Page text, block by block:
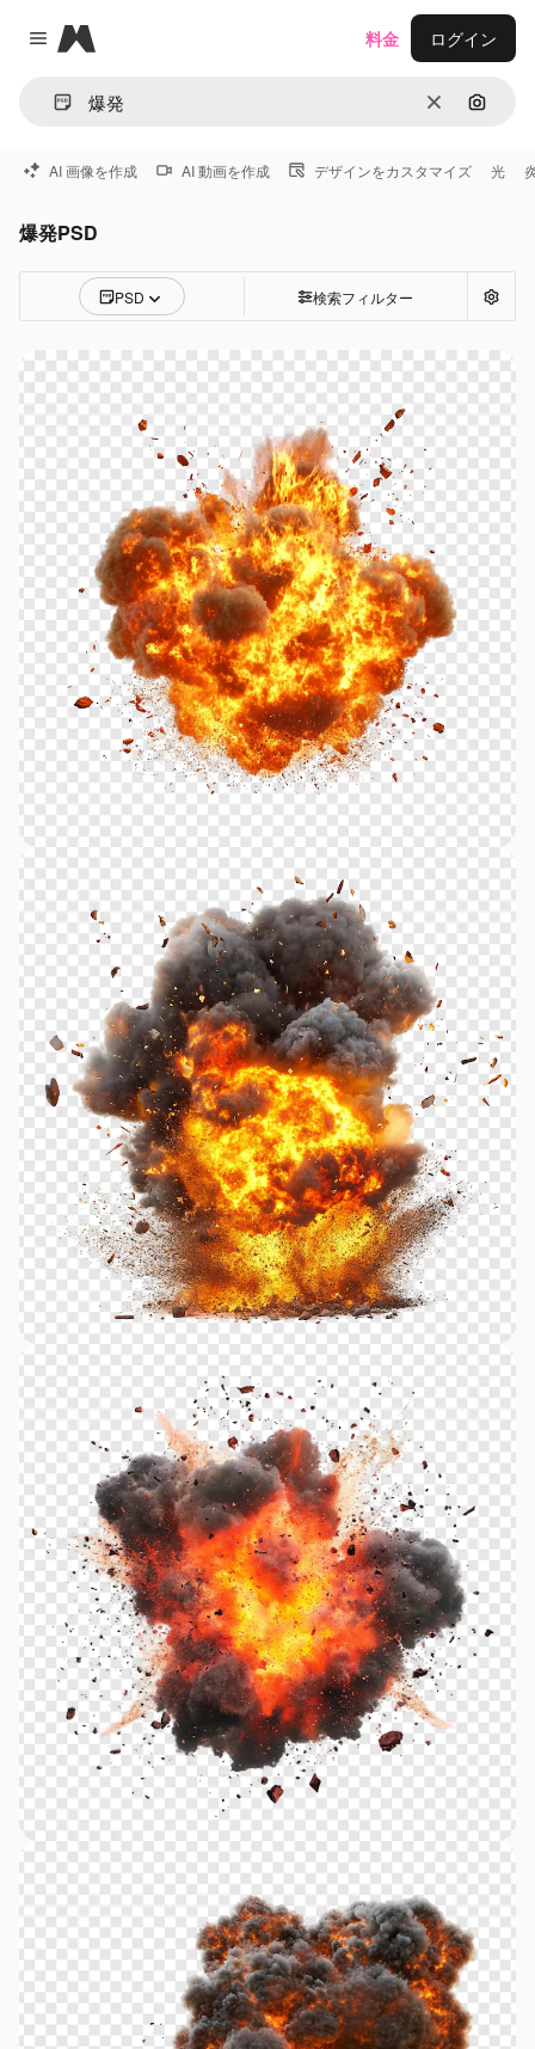
Close menu
Magnific
消去 画像で
料金 ログイン
AI 画像を作成 AI 動画を作成 デザインをカスタマイズ 光
爆発PSD
PSD 検索フィルター